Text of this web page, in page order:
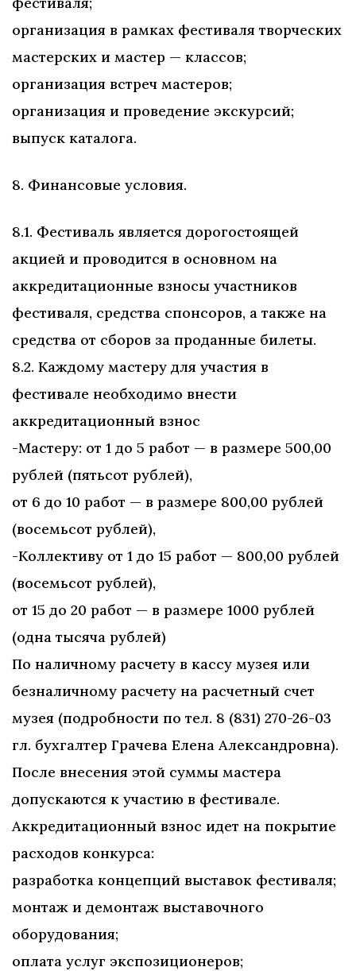
организация в рамках фестиваля творческих
мастерских и мастер — классов;
организация встреч мастеров;
организация и проведение экскурсий;
выпуск каталога.
8. Финансовые условия.
8.1. Фестиваль является дорогостоящей
акцией и проводится в основном на
аккредитационные взносы участников
фестиваля, средства спонсоров, а также на
средства от сборов за проданные билеты.
8.2. Каждому мастеру для участия в
фестивале необходимо внести
аккредитационный взнос
-Мастеру: от 1 до 5 работ — в размере 500,00
рублей (пятьсот рублей),
от 6 до 10 работ — в размере 800,00 рублей
(восемьсот рублей),
-Коллективу от 1 до 15 работ — 800,00 рублей
(восемьсот рублей),
от 15 до 20 работ — в размере 1000 рублей
(одна тысяча рублей)
По наличному расчету в кассу музея или
безналичному расчету на расчетный счет
музея (подробности по тел. 8 (831) 270-26-03
гл. бухгалтер Грачева Елена Александровна).
После внесения этой суммы мастера
допускаются к участию в фестивале.
Аккредитационный взнос идет на покрытие
расходов конкурса:
разработка концепций выставок фестиваля;
монтаж и демонтаж выставочного
оборудования;
оплата услуг экспозиционеров;